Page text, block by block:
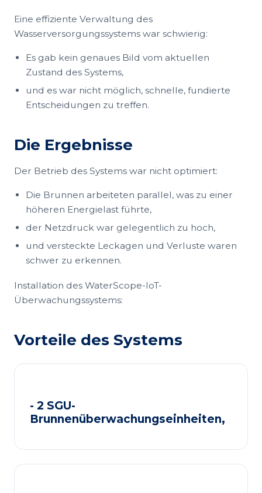
Eine effiziente Verwaltung des
Wasserversorgungssystems war schwierig:
Es gab kein genaues Bild vom aktuellen
Zustand des Systems,
und es war nicht möglich, schnelle, fundierte
Entscheidungen zu treffen.
Die Ergebnisse
Der Betrieb des Systems war nicht optimiert:
Die Brunnen arbeiteten parallel, was zu einer
höheren Energielast führte,
der Netzdruck war gelegentlich zu hoch,
und versteckte Leckagen und Verluste waren
schwer zu erkennen.
Installation des WaterScope-IoT-
Überwachungssystems:
Vorteile des Systems
- 2 SGU-
Brunnenüberwachungseinheiten,